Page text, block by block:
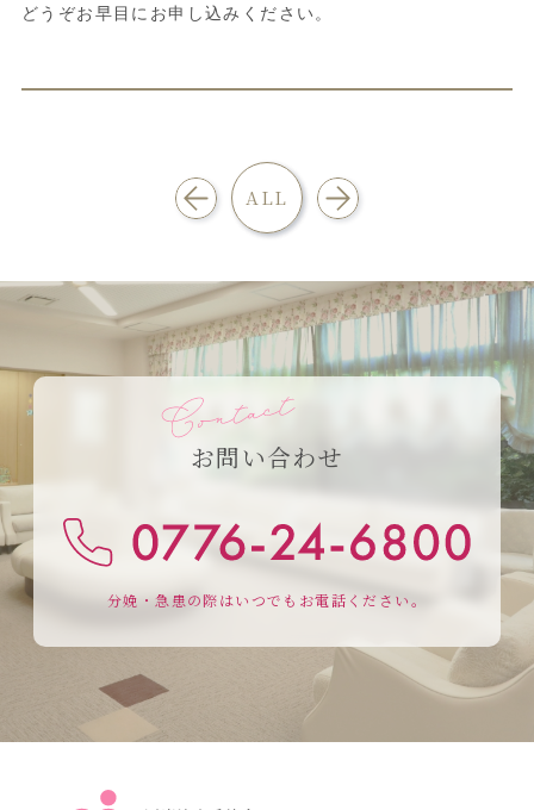
どうぞお早目にお申し込みください。
ALL
お問い合わせ
分娩・急患の際はいつでもお電話ください。